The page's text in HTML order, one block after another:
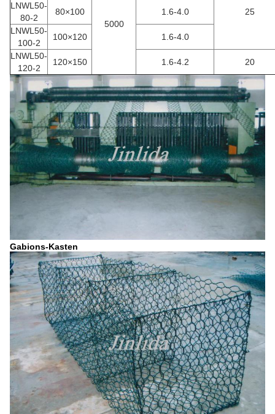
5000
25
LNWL50-
80-2
80×100
1.6-4.0
LNWL50-
100-2
100×120
1.6-4.0
LNWL50-
120-2
120×150 1.6-4.2 20
Gabions-Kasten